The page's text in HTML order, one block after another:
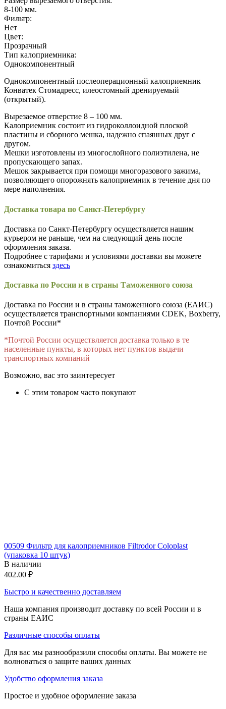
8-100 мм.
Фильтр:
Нет
Цвет:
Прозрачный
Тип калоприемника:
Однокомпонентный
Однокомпонентный послеоперационный калоприемник
Конватек Стомадресс, илеостомный дренируемый
(открытый).
Вырезаемое отверстие 8 – 100 мм.
Калоприемник состоит из гидроколлоидной плоской
пластины и сборного мешка, надежно спаянных друг с
другом.
Мешки изготовлены из многослойного полиэтилена, не
пропускающего запах.
Мешок закрывается при помощи многоразового зажима,
позволяющего опорожнять калоприемник в течение дня по
мере наполнения.
Доставка товара по Санкт-Петербургу
Доставка по Санкт-Петербургу осуществляется нашим
курьером не раньше, чем на следующий день после
оформления заказа.
Подробнее с тарифами и условиями доставки вы можете
ознакомиться здесь
Доставка по России и в страны Таможенного союза
Доставка по России и в страны таможенного союза (ЕАИС)
осуществляется транспортными компаниями CDEK, Boxberry,
Почтой России*
*Почтой России осуществляется доставка только в те
населенные пункты, в которых нет пунктов выдачи
транспортных компаний
Возможно, вас это заинтересует
С этим товаром часто покупают
00509 Фильтр для калоприемников Filtrodor Coloplast
(упаковка 10 штук)
В наличии
402.00 ₽
Быстро и качественно доставляем
Наша компания производит доставку по всей России и в
страны ЕАИС
Различные способы оплаты
Для вас мы разнообразили способы оплаты. Вы можете не
волноваться о защите ваших данных
Удобство оформления заказа
Простое и удобное оформление заказа